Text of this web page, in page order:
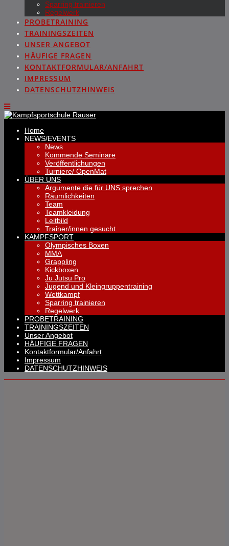
Sparring trainieren
Regelwerk
PROBETRAINING
TRAININGSZEITEN
UNSER ANGEBOT
HÄUFIGE FRAGEN
KONTAKTFORMULAR/ANFAHRT
IMPRESSUM
DATENSCHUTZHINWEIS
Home
NEWS/EVENTS
News
Kommende Seminare
Veröffentlichungen
Turniere/ OpenMat
ÜBER UNS
Argumente die für UNS sprechen
Räumlichkeiten
Team
Teamkleidung
Leitbild
Trainer/innen gesucht
KAMPFSPORT
Olympisches Boxen
MMA
Grappling
Kickboxen
Ju Jutsu Pro
Jugend und Kleingruppentraining
Wettkampf
Sparring trainieren
Regelwerk
PROBETRAINING
TRAININGSZEITEN
Unser Angebot
HÄUFIGE FRAGEN
Kontaktformular/Anfahrt
Impressum
DATENSCHUTZHINWEIS